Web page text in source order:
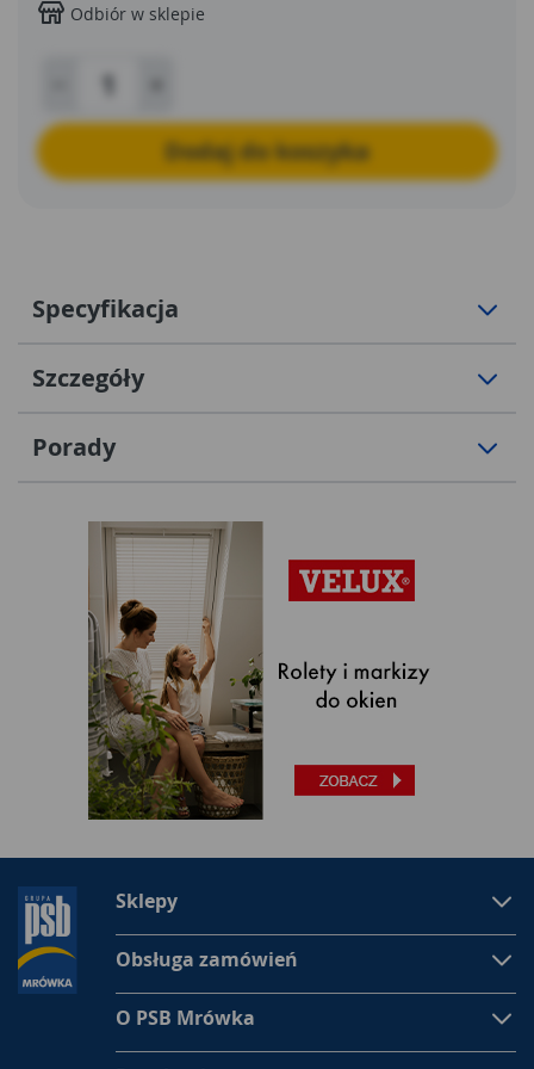
Odbiór w sklepie
Dodaj do koszyka
Specyfikacja
Szczegóły
Porady
Sklepy
Obsługa zamówień
O PSB Mrówka